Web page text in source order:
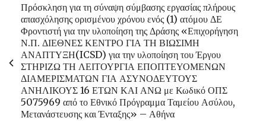
Πρόσκληση για τη σύναψη σύμβασης εργασίας πλήρους
απασχόλησης ορισμένου χρόνου ενός (1) ατόμου ΔΕ
Φροντιστή για την υλοποίηση της Δράσης «Επιχορήγηση
Ν.Π. ΔΙΕΘΝΕΣ ΚΕΝΤΡΟ ΓΙΑ ΤΗ ΒΙΩΣΙΜΗ
ΑΝΑΠΤΥΞΗ(ICSD) για την υλοποίηση του Έργου
ΣΤΗΡΙΖΩ ΤΗ ΛΕΙΤΟΥΡΓΙΑ ΕΠΟΠΤΕΥΟΜΕΝΩΝ
ΔΙΑΜΕΡΙΣΜΑΤΩΝ ΓΙΑ ΑΣΥΝΟΔΕΥΤΟΥΣ
ΑΝΗΛΙΚΟΥΣ 16 ΕΤΩΝ ΚΑΙ ΑΝΩ με Κωδικό ΟΠΣ
5075969 από το Εθνικό Πρόγραμμα Ταμείου Ασύλου,
Μετανάστευσης και Ένταξης» – Αθήνα